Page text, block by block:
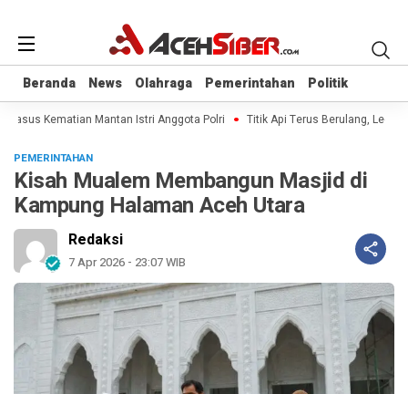
Beranda News Olahraga Pemerintahan Politik
Beranda News Olahraga Pemerintahan Politik
Kematian Mantan Istri Anggota Polri Titik Api Terus Berulang,
PEMERINTAHAN
Kisah Mualem Membangun Masjid di
Kampung Halaman Aceh Utara
Redaksi
7 Apr 2026 - 23:07 WIB